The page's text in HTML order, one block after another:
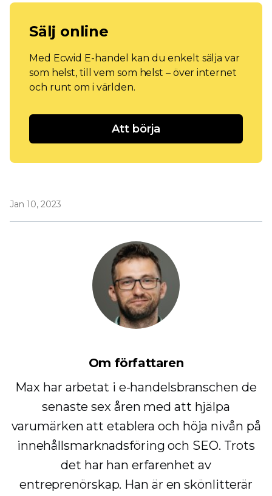
Sälj online
Med Ecwid E-handel kan du enkelt sälja var
som helst, till vem som helst – över internet
och runt om i världen.
Att börja
Jan 10, 2023
Om författaren
Max har arbetat i e-handelsbranschen de
senaste sex åren med att hjälpa
varumärken att etablera och höja nivån på
innehållsmarknadsföring och SEO. Trots
det har han erfarenhet av
entreprenörskap. Han är en skönlitterär